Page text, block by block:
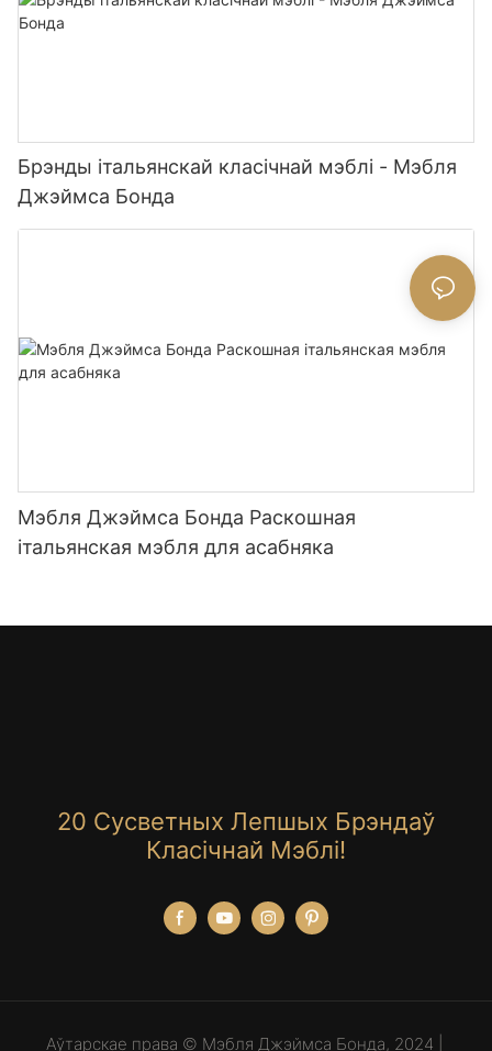
Брэнды італьянскай класічнай мэблі - Мэбля
Джэймса Бонда
Мэбля Джэймса Бонда Раскошная
італьянская мэбля для асабняка
20 Сусветных Лепшых Брэндаў
Класічнай Мэблі!
Аўтарскае права © Мэбля Джэймса Бонда, 2024 |